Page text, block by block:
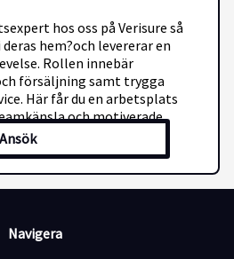
hos oss på Verisure så
hem?och levererar en
Rollen innebär
försäljning samt trygga
Här får du en arbetsplats
och motiverade
strävar efter att vara bättre
i världsklass
erfarenhet. Om du har
Ansök
Navigera